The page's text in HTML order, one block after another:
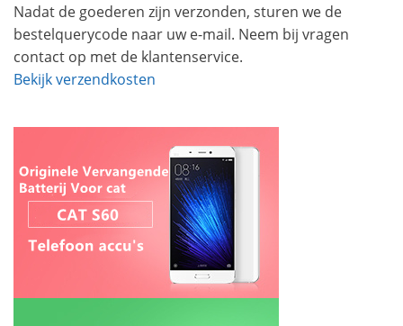
Nadat de goederen zijn verzonden, sturen we de
bestelquerycode naar uw e-mail. Neem bij vragen
contact op met de klantenservice.
Bekijk verzendkosten